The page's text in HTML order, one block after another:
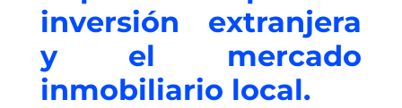
inversión extranjera
y el mercado
inmobiliario local.